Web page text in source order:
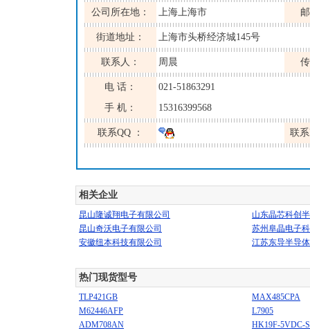
公司所在地： 上海上海市
街道地址： 上海市头桥经济城145号
联系人： 周晨
电 话：
021-51863291
手 机：
15316399568
联系QQ ： 联
相关企业
昆山隆诚翔电子有限公司
山东晶芯科创
昆山奇沃电子有限公司
苏州阜晶电子
安徽纽本科技有限公司
江苏东导半导
热门现货型号
TLP421GB
MAX485CPA
M62446AFP
L7905
ADM708AN
HK19F-5VDC-